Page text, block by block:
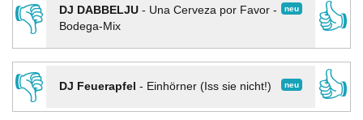
👎
neu
DJ DABBELJU- Una Cerveza por Favor -
Bodega-Mix
👍
👎
neu
DJ Feuerapfel - Einhörner (Iss sie nicht!)
👍